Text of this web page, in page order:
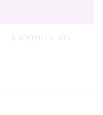
POSTED IN: BTS